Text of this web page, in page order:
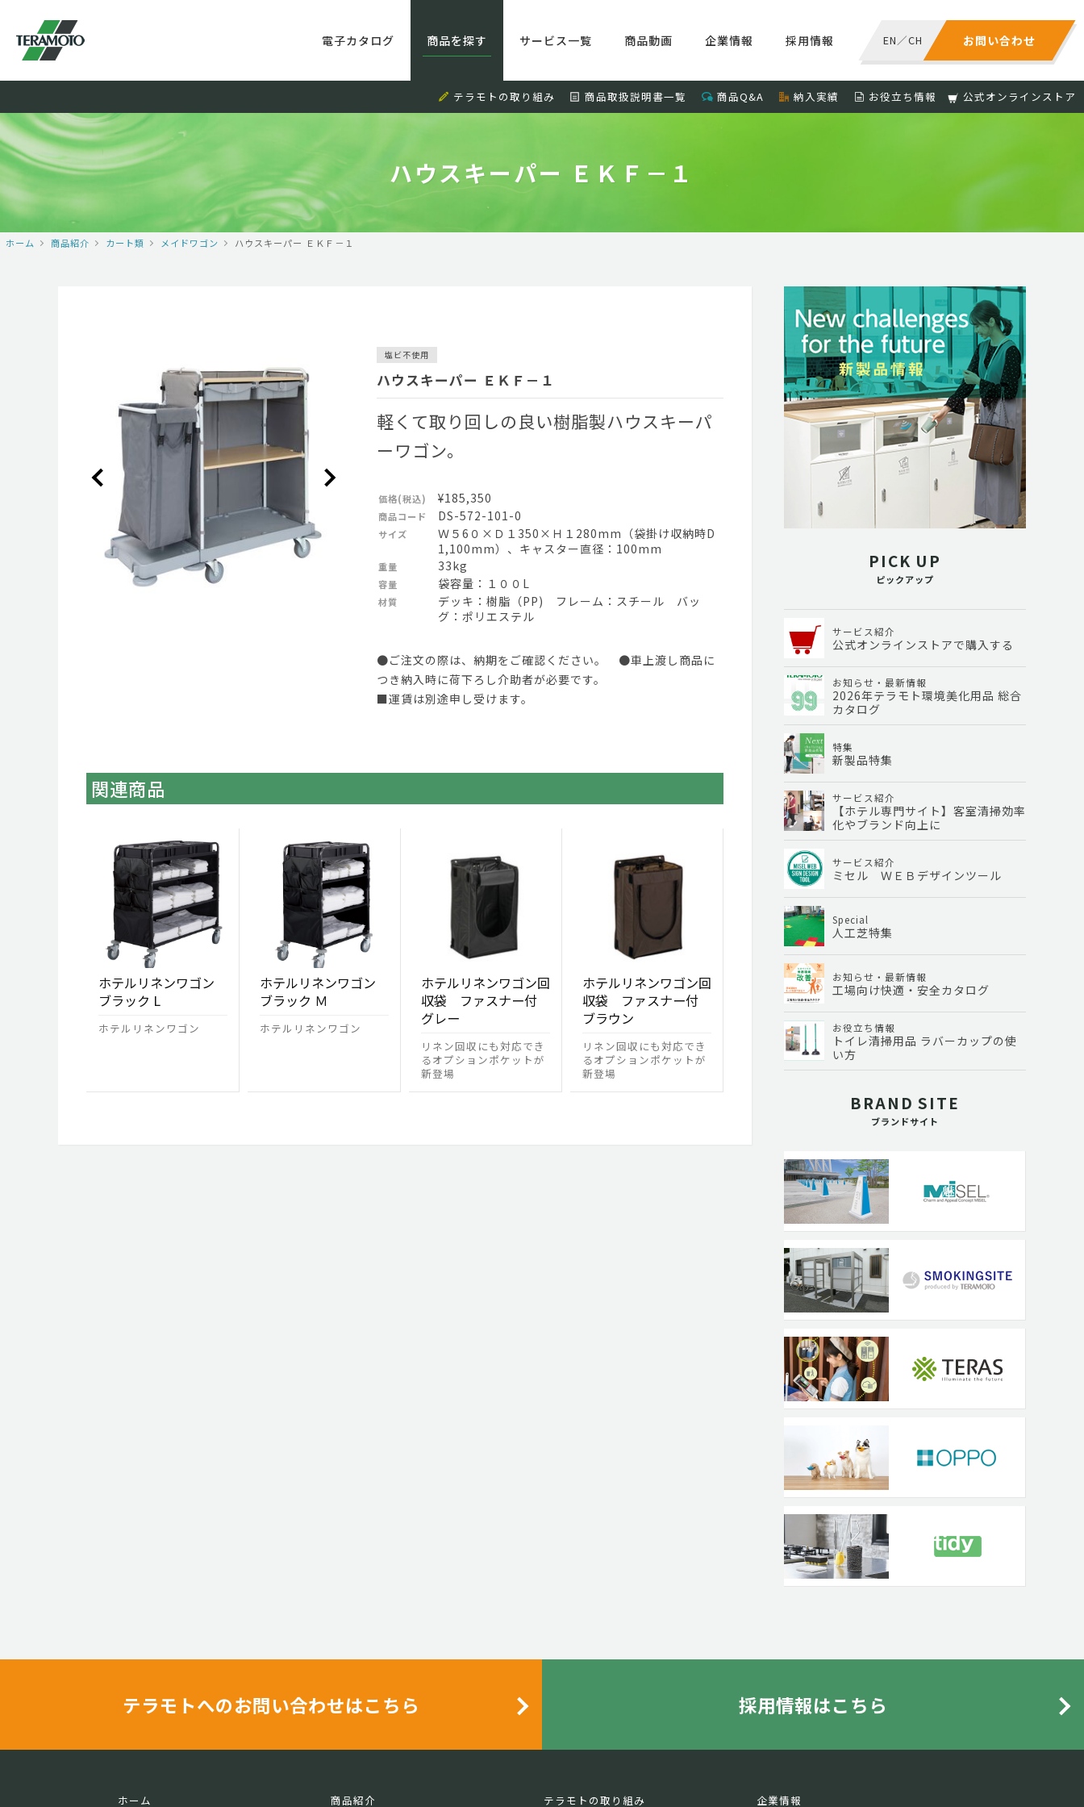
お問い合わせ
EN／CH
電子カタログ 商品を探す サービス一覧 商品動画 企業情報 採用情報
テラモトの取り組み 商品取扱説明書一覧 商品Q&A 納入実績 お役立ち情報 公式オンラインストア
ハウスキーパー ＥＫＦ－１
ホーム 商品紹介 カート類 メイドワゴン ハウスキーパー ＥＫＦ－１
塩ビ不使用
ハウスキーパー ＥＫＦ－１
軽くて取り回しの良い樹脂製ハウスキーパ
ーワゴン。
価格(税込) ¥185,350
商品コード DS-572-101-0
サイズ
Ｗ５6０×Ｄ１350×Ｈ１280mm（袋掛け収納時D
1,100mm）、キャスター直径：100mm
重量 33kg
容量 袋容量：１００L
材質
デッキ：樹脂（PP) フレーム：スチール バッ
グ：ポリエステル
●ご注文の際は、納期をご確認ください。 ●車上渡し商品に
つき納入時に荷下ろし介助者が必要です。
■運賃は別途申し受けます。
関連商品
ホテルリネンワゴン
ブラック L
ホテルリネンワゴン
ホテルリネンワゴン
ブラック Ｍ
ホテルリネンワゴン
ホテルリネンワゴン回
収袋 ファスナー付
グレー
リネン回収にも対応でき
るオプションポケットが
新登場
ホテルリネンワゴン回
収袋 ファスナー付
ブラウン
リネン回収にも対応でき
るオプションポケットが
新登場
PICK UP
ピックアップ
サービス紹介
公式オンラインストアで購入する
お知らせ・最新情報
2026年テラモト環境美化用品 総合
カタログ
特集
新製品特集
サービス紹介
【ホテル専門サイト】客室清掃効率
化やブランド向上に
サービス紹介
ミセル ＷＥＢデザインツール
Special
人工芝特集
お知らせ・最新情報
工場向け快適・安全カタログ
お役立ち情報
トイレ清掃用品 ラバーカップの使
い方
BRAND SITE
ブランドサイト
テラモトへのお問い合わせはこちら 採用情報はこちら
ホーム 商品紹介 テラモトの取り組み 企業情報